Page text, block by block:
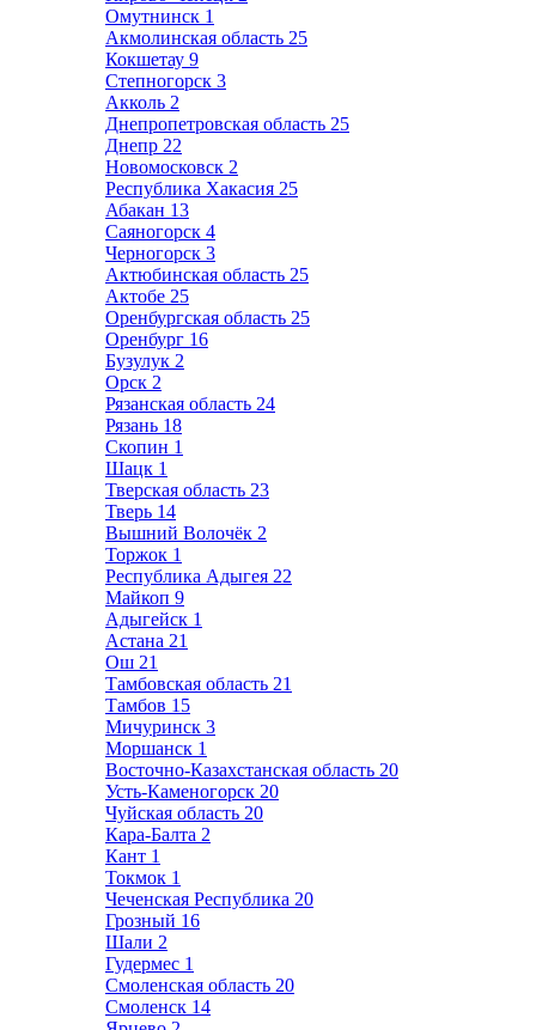
Омутнинск 1
Акмолинская область 25
Кокшетау 9
Степногорск 3
Акколь 2
Днепропетровская область 25
Днепр 22
Новомосковск 2
Республика Хакасия 25
Абакан 13
Саяногорск 4
Черногорск 3
Актюбинская область 25
Актобе 25
Оренбургская область 25
Оренбург 16
Бузулук 2
Орск 2
Рязанская область 24
Рязань 18
Скопин 1
Шацк 1
Тверская область 23
Тверь 14
Вышний Волочёк 2
Торжок 1
Республика Адыгея 22
Майкоп 9
Адыгейск 1
Астана 21
Ош 21
Тамбовская область 21
Тамбов 15
Мичуринск 3
Моршанск 1
Восточно-Казахстанская область 20
Усть-Каменогорск 20
Чуйская область 20
Кара-Балта 2
Кант 1
Токмок 1
Чеченская Республика 20
Грозный 16
Шали 2
Гудермес 1
Смоленская область 20
Смоленск 14